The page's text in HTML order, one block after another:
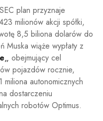
plan przyznaje
milionów akcji spółki,
8,5 biliona dolarów do
Muska wiąże wypłaty z
„ obejmujący cel
pojazdów rocznie,
autonomicznych
dostarczeniu
robotów Optimus.